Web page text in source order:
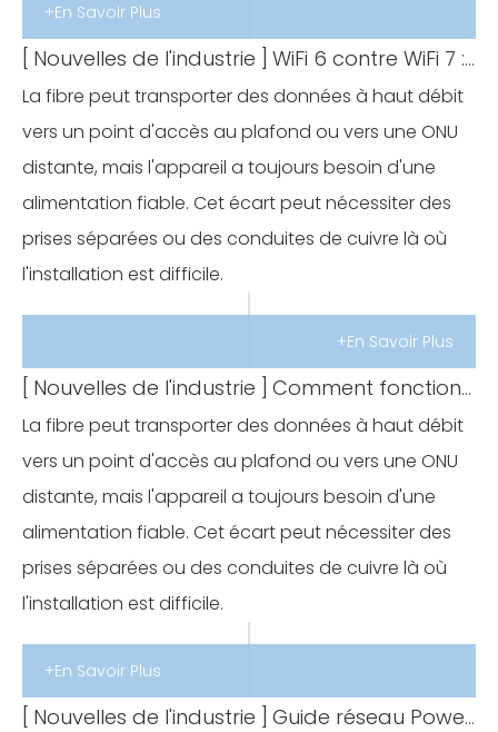
+En Savoir Plus
[ Nouvelles de l'industrie ] WiFi 6 contre WiFi 7 : quelle ONU/ONT convient aux réseaux entièrement optiques ?
La fibre peut transporter des données à haut débit
vers un point d'accès au plafond ou vers une ONU
distante, mais l'appareil a toujours besoin d'une
alimentation fiable. Cet écart peut nécessiter des
prises séparées ou des conduites de cuivre là où
l'installation est difficile.
+En Savoir Plus
[ Nouvelles de l'industrie ] Comment fonctionne l'alimentation par fibre optique (PoF) ? Applications, avantages et limites
La fibre peut transporter des données à haut débit
vers un point d'accès au plafond ou vers une ONU
distante, mais l'appareil a toujours besoin d'une
alimentation fiable. Cet écart peut nécessiter des
prises séparées ou des conduites de cuivre là où
l'installation est difficile.
+En Savoir Plus
[ Nouvelles de l'industrie ] Guide réseau Power over Fibre (PoF) : applications de routeur, ONU et AP de plafond